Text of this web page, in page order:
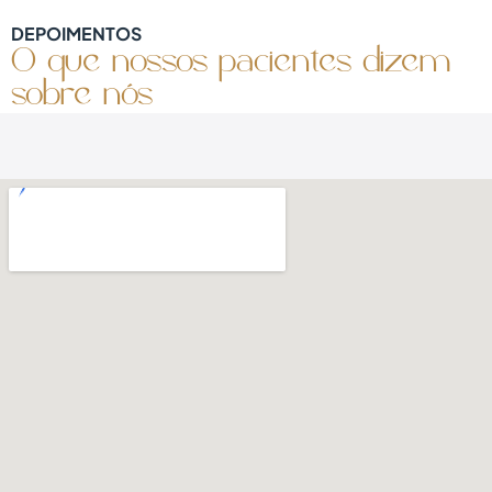
DEPOIMENTOS
O que nossos pacientes dizem
sobre nós